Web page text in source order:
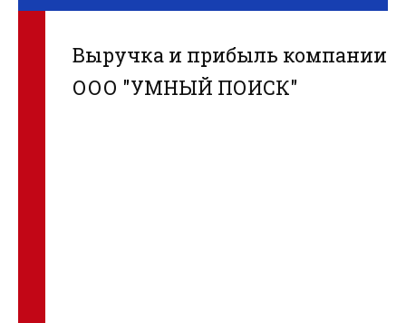
Выручка и прибыль компании
ООО "УМНЫЙ ПОИСК"